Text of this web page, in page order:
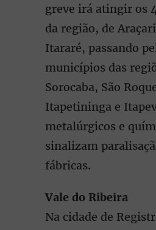
greve irá atingir os
da região, de
Itararé, passando
municípios das
Sorocaba, São
Itapetininga e
metalúrgicos e
sinalizam
fábricas.
Vale do Ribeira
Na cidade de